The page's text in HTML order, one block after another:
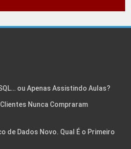
ou Apenas Assistindo Aulas?
Nunca Compraram
de Dados Novo. Qual É o Primeiro